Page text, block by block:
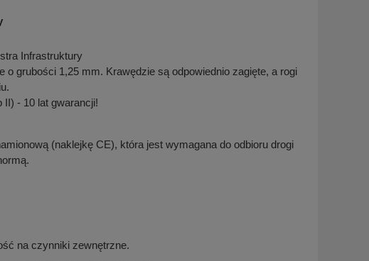
Infrastruktury
grubości 1,25 mm. Krawędzie są odpowiednio zagięte, a rogi
II) - 10 lat gwarancji!
(naklejkę CE), która jest wymagana do odbioru drogi
na czynniki zewnętrzne.